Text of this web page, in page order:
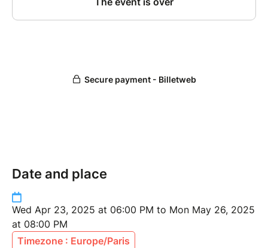
Date and place
Wed Apr 23, 2025 at 06:00 PM to Mon May 26, 2025
at 08:00 PM
Timezone : Europe/Paris